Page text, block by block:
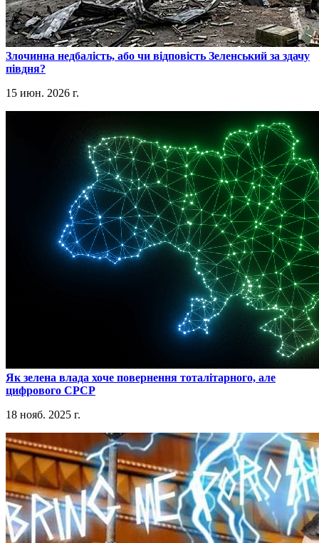
​Злочинна недбалість, або чи відповість Зеленський за здачу
півдня?
15 июн. 2026 г.
​Як зелена влада хоче повернення тоталітарного, але
цифрового СРСР
18 нояб. 2025 г.